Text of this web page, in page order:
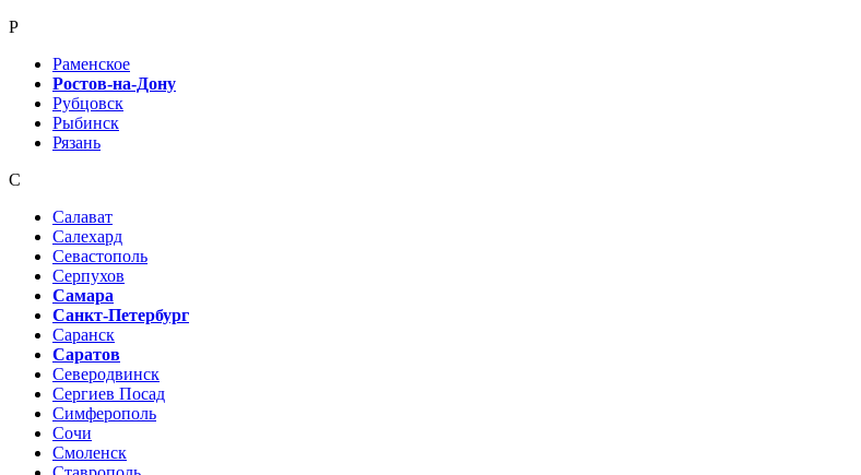
Р
Раменское
Ростов-на-Дону
Рубцовск
Рыбинск
Рязань
С
Салават
Салехард
Севастополь
Серпухов
Самара
Санкт-Петербург
Саранск
Саратов
Северодвинск
Сергиев Посад
Симферополь
Сочи
Смоленск